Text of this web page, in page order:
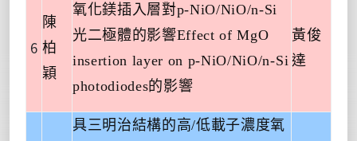
6
陳
柏
穎
氧化鎂插入層對p-NiO/NiO/n-Si
光二極體的影響Effect of MgO
insertion layer on p-NiO/NiO/n-Si
photodiodes的影響
黃俊
達
具三明治結構的高/低載子濃度氧